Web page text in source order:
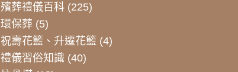
殯葬禮儀百科(225)
環保葬(5)
祝壽花籃、升遷花籃 (4)
禮儀習俗知識 (40)